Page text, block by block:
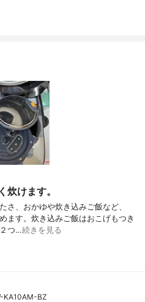
けます。
さ、おかゆや炊き込みご飯など、
ます。炊き込みご飯はおこげもつき
つ…続きを見る
KA10AM-BZ